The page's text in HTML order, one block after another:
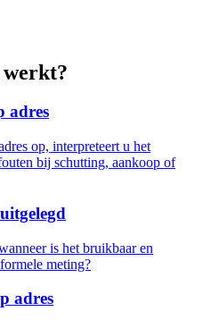
werkt?
adres
op, interpreteert u het
bij schutting, aankoop of
is het bruikbaar en
meting?
adres